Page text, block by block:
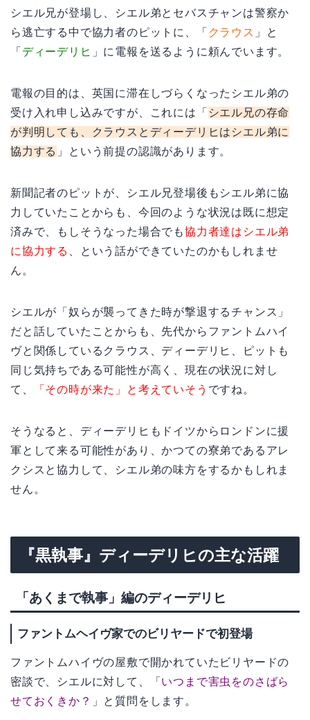
シエル兄が登場し、シエル弟とセバスチャンは警察か
ら逃亡する中で協力者のピットに、「 クラウス 」と
「 ディーデリヒ 」に電報を送るように頼んでいます。
電報の目的は、英国に滞在しづらくなったシエル弟の
受け入れ申し込みですが、これには「 シエル兄の存命
が判明しても、クラウスとディーデリヒはシエル弟に
協力する 」という前提の認識があります。
新聞記者のピットが、シエル兄登場後もシエル弟に協
力していたことからも、今回のような状況は既に想定
済みで、もしそうなった場合でも協力者達はシエル弟
に協力する
、という話ができていたのかもしれませ
ん。
シエルが「奴らが襲ってきた時が撃退するチャンス」
だと話していたことからも、先代からファントムハイ
ヴと関係しているクラウス、ディーデリヒ、ピットも
同じ気持ちである可能性が高く、現在の状況に対し
て、
「その時が来た」と考えていそう ですね。
そうなると、ディーデリヒもドイツからロンドンに援
軍として来る可能性があり、かつての寮弟であるアレ
クシスと協力して、シエル弟の味方をするかもしれま
せん。
『黒執事』ディーデリヒの主な活躍
「あくまで執事」編のディーデリヒ
ファントムヘイヴ家でのビリヤードで初登場
ファントムハイヴの屋敷で開かれていたビリヤードの
密談で、シエルに対して、「 いつまで害虫をのさばら
せておくきか？ 」と質問をします。